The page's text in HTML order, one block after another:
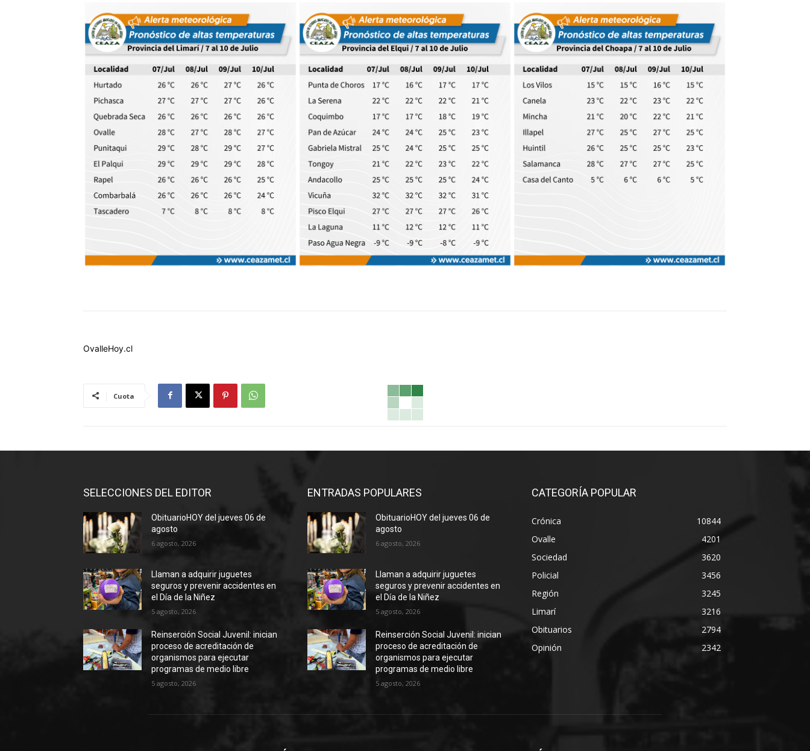
OvalleHoy.cl
Cuota
SELECCIONES DEL EDITOR
ObituarioHOY del jueves 06 de
agosto
6 agosto, 2026
Llaman a adquirir juguetes
seguros y prevenir accidentes en
el Día de la Niñez
5 agosto, 2026
Reinserción Social Juvenil: inician
proceso de acreditación de
organismos para ejecutar
programas de medio libre
5 agosto, 2026
ENTRADAS POPULARES
ObituarioHOY del jueves 06 de
agosto
6 agosto, 2026
Llaman a adquirir juguetes
seguros y prevenir accidentes en
el Día de la Niñez
5 agosto, 2026
Reinserción Social Juvenil: inician
proceso de acreditación de
organismos para ejecutar
programas de medio libre
5 agosto, 2026
CATEGORÍA POPULAR
Crónica
10844
Ovalle
4201
Sociedad
3620
Policial
3456
Región
3245
Limarí
3216
Obituarios
2794
Opinión
2342